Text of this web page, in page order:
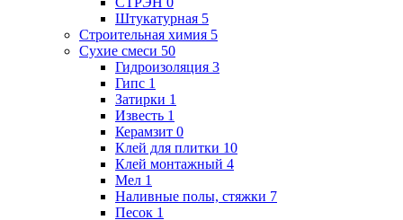
Штукатурная 5
Строительная химия 5
Сухие смеси 50
Гидроизоляция 3
Гипс 1
Затирки 1
Известь 1
Керамзит 0
Клей для плитки 10
Клей монтажный 4
Мел 1
Наливные полы, стяжки 7
Песок 1